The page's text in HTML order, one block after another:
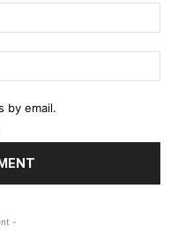
by email.
-